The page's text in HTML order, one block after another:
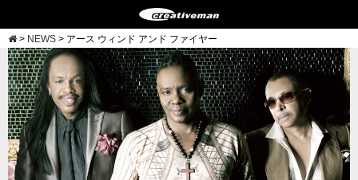
> NEWS > アース ウィンド アンド ファイヤー